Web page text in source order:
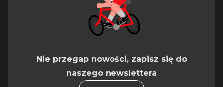
Nie przegap nowości, zapisz się do
naszego newslettera